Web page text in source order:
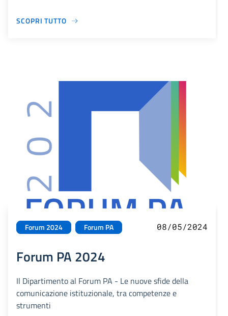
SCOPRI TUTTO
Forum 2024 Forum PA 08/05/2024
Forum PA 2024
Il Dipartimento al Forum PA - Le nuove sfide della
comunicazione istituzionale, tra competenze e
strumenti